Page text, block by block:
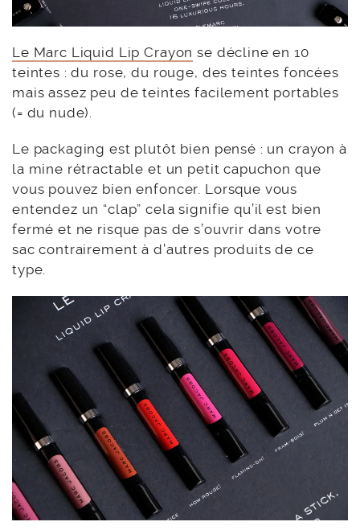
Le Marc Liquid Lip Crayon se décline en 10
teintes : du rose, du rouge, des teintes foncées
mais assez peu de teintes facilement portables
(= du nude).
Le packaging est plutôt bien pensé : un crayon à
la mine rétractable et un petit capuchon que
vous pouvez bien enfoncer. Lorsque vous
entendez un “clap” cela signifie qu’il est bien
fermé et ne risque pas de s’ouvrir dans votre
sac contrairement à d’autres produits de ce
type.